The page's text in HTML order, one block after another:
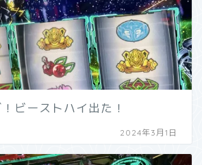
ビーストハイ出た！
2024年3月1日